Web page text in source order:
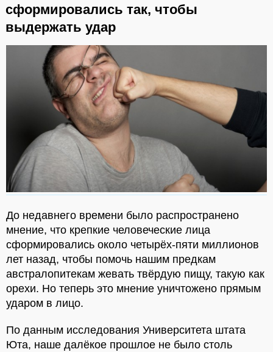
сформировались так, чтобы
выдержать удар
До недавнего времени было распространено
мнение, что крепкие человеческие лица
сформировались около четырёх-пяти миллионов
лет назад, чтобы помочь нашим предкам
австралопитекам жевать твёрдую пищу, такую как
орехи. Но теперь это мнение уничтожено прямым
ударом в лицо.
По данным исследования Университета штата
Юта, наше далёкое прошлое не было столь